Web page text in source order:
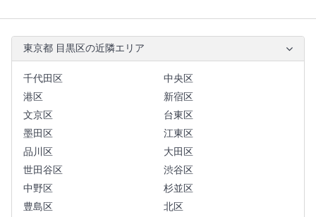
東京都 目黒区の近隣エリア
千代田区
中央区
港区
新宿区
文京区
台東区
墨田区
江東区
品川区
大田区
世田谷区
渋谷区
中野区
杉並区
豊島区
北区